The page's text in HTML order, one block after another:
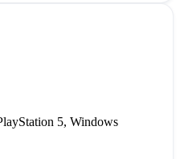
5, Windows